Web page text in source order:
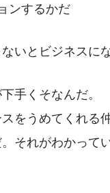
ンするかだ
いとビジネスに
手くそなんだ。
をうめてくれる
それがわかって